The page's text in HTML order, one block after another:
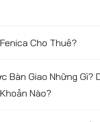
Cho Thuê?
Bàn Giao Những Gì?
Nào?